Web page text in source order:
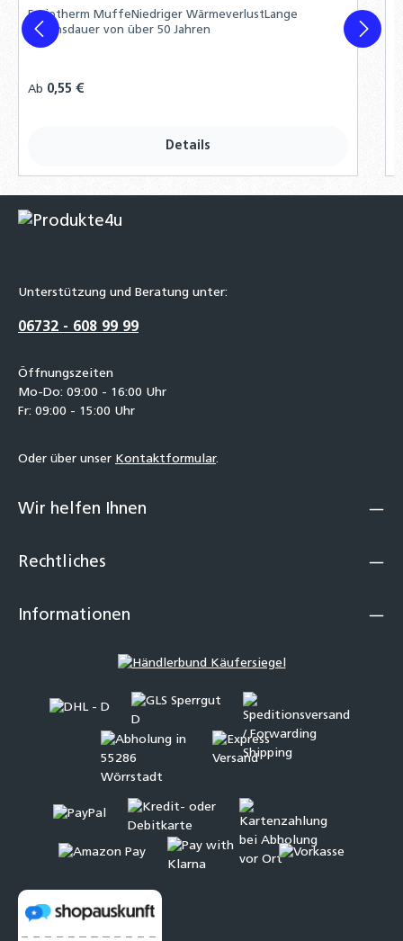
Fusiotherm MuffeNiedriger WärmeverlustLange
Lebensdauer von über 50 Jahren
Regulärer Preis:
Ab 0,55 €
Details
Unterstützung und Beratung unter:
06732 - 608 99 99
Öffnungszeiten
Mo-Do: 09:00 - 16:00 Uhr
Fr: 09:00 - 15:00 Uhr
Oder über unser Kontaktformular.
Wir helfen Ihnen
Rechtliches
Informationen